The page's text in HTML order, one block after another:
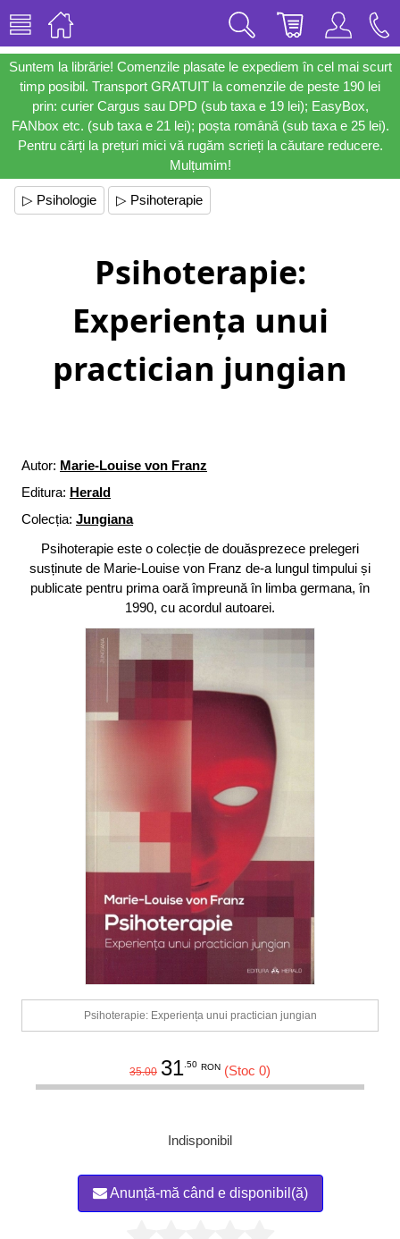
Suntem la librărie! Comenzile plasate le expediem în cel mai scurt
timp posibil. Transport GRATUIT la comenzile de peste 190 lei
prin: curier Cargus sau DPD (sub taxa e 19 lei); EasyBox,
FANbox etc. (sub taxa e 21 lei); poșta română (sub taxa e 25 lei).
Pentru cărți la prețuri mici vă rugăm scrieți la căutare reducere.
Mulțumim!
▷ Psihologie ▷ Psihoterapie
Psihoterapie:
Experiența unui
practician jungian
Autor: Marie-Louise von Franz
Editura: Herald
Colecția: Jungiana
Psihoterapie este o colecție de douăsprezece prelegeri
susținute de Marie-Louise von Franz de-a lungul timpului și
publicate pentru prima oară împreună în limba germana, în
1990, cu acordul autoarei.
Psihoterapie: Experiența unui practician jungian
35.00 31.50 RON (Stoc 0)
Indisponibil
Anunță-mă când e disponibil(ă)